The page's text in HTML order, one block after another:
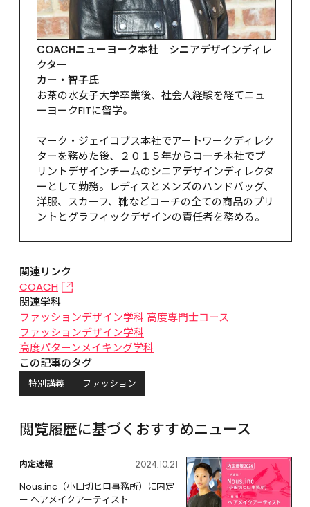
COACHニューヨーク本社　シニアデザインディレ
クター
カー・智子氏
お茶の水女子大学卒業後、社会人経験を経てニュ
ーヨークFITに留学。
マーク・ジェイコブス本社でアートワークディレク
ターを務めた後、２０１５年からコーチ本社でプ
リントデザインチームのシニアデザインディレクタ
ーとして勤務。レディスとメンズのハンドバッグ、
洋服、スカーフ、靴などコーチの全ての商品のプリ
ントとグラフィックデザインの責任者を務める。
関連リンク
COACH
関連学科
ファッションデザイン学科 高度専門士コース
ファッションデザイン学科
高度パターンメイキング学科
この記事のタグ
特別講義 ファッション
閲覧履歴に基づくおすすめニュース
内定速報 2024.10.21
Nous.inc（小田切ヒロ事務所）に内定
ー ヘアメイクアーティスト